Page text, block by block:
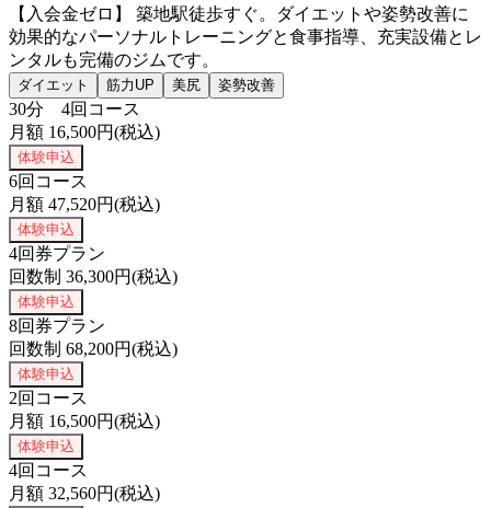
【入会金ゼロ】 築地駅徒歩すぐ。ダイエットや姿勢改善に
効果的なパーソナルトレーニングと食事指導、充実設備とレ
ンタルも完備のジムです。
ダイエット 筋力UP 美尻 姿勢改善
30分 4回コース
月額 16,500円(税込)
体験申込
6回コース
月額 47,520円(税込)
体験申込
4回券プラン
回数制 36,300円(税込)
体験申込
8回券プラン
回数制 68,200円(税込)
体験申込
2回コース
月額 16,500円(税込)
体験申込
4回コース
月額 32,560円(税込)